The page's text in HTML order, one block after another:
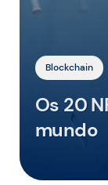
Blockchain
Os 20
mundo